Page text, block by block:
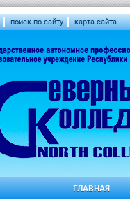
поиск по сайту карта сайта
ГЛАВНАЯ